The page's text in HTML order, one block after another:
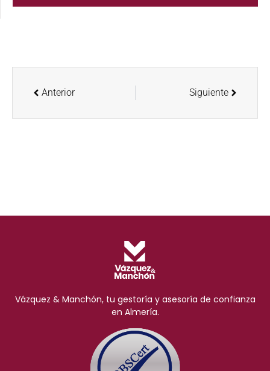
Anterior Siguiente
Vázquez & Manchón, tu gestoría y asesoría de confianza
en Almería.